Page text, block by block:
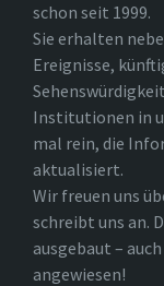
schon seit 1999.
Sie erhalten
Ereignisse,
Institutionen in
mal rein, die
aktualisiert.
Wir freuen uns
schreibt uns an.
ausgebaut –
angewiesen!